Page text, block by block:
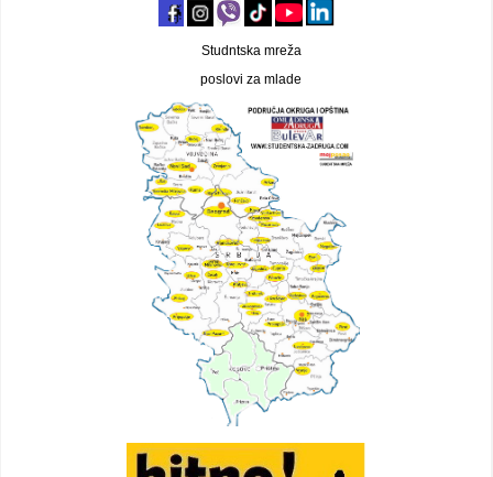
Studntska mreža
poslovi za mlade